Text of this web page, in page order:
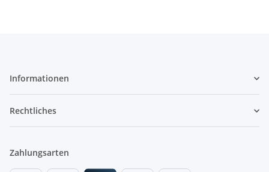
Informationen
Rechtliches
Zahlungsarten